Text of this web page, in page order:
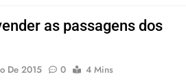
as passagens dos
De 2015 0
4 Mins